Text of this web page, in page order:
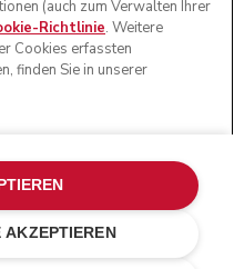
sind eingetragene
anderen Ländern.
Datenschutzerklärung
(auch zum Verwalten Ihrer
Richtlinie. Weitere
Cookies erfassten
finden Sie in unserer
AKZEPTIEREN